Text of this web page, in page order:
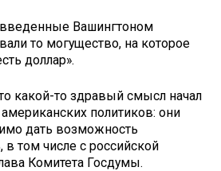
введенные Вашингтоном
то могущество, на которое
доллар».
какой-то здравый смысл начал
политиков: они
дать возможность
в том числе с российской
Комитета Госдумы.